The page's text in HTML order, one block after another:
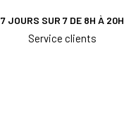
7 JOURS SUR 7 DE 8H À 20H
Service clients